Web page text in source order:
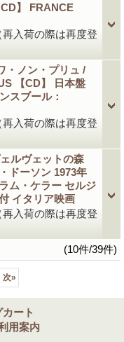
】 FRANCE
入荷の際は再度登
・ノン・プリュ /
【CD】 日本盤
スブール：
入荷の際は再度登
ルヴェットの森
ドーソン 1973年
ム・ケラー セルジ
イタリア映画
入荷の際は再度登
(10件/39件)
次»
ート
用案内